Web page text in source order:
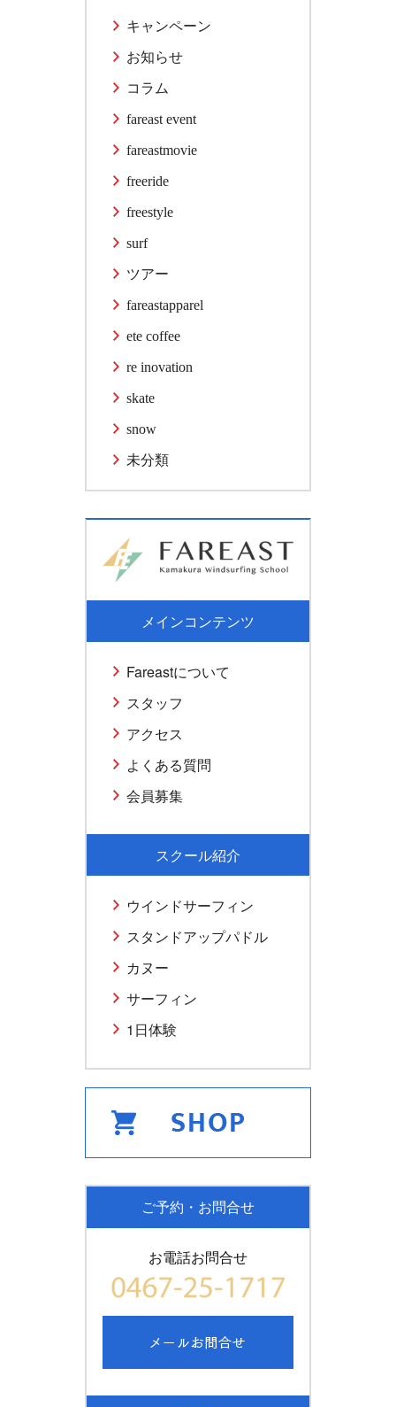
キャンペーン
お知らせ
コラム
fareast event
fareastmovie
freeride
freestyle
surf
ツアー
fareastapparel
ete coffee
re inovation
skate
snow
未分類
メインコンテンツ
Fareastについて
スタッフ
アクセス
よくある質問
会員募集
スクール紹介
ウインドサーフィン
スタンドアップパドル
カヌー
サーフィン
1日体験
ご予約・お問合せ
お電話お問合せ